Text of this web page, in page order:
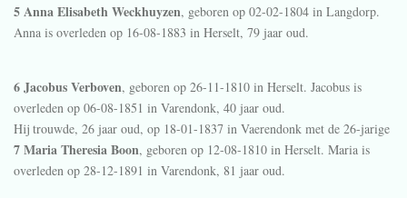
5 Anna Elisabeth Weckhuyzen, geboren op 02-02-1804 in Langdorp.
Anna is overleden op 16-08-1883 in Herselt, 79 jaar oud.
6 Jacobus Verboven, geboren op 26-11-1810 in Herselt. Jacobus is
overleden op 06-08-1851 in Varendonk, 40 jaar oud.
Hij trouwde, 26 jaar oud, op 18-01-1837 in Vaerendonk met de 26-jarige
7 Maria Theresia Boon, geboren op 12-08-1810 in Herselt. Maria is
overleden op 28-12-1891 in Varendonk, 81 jaar oud.